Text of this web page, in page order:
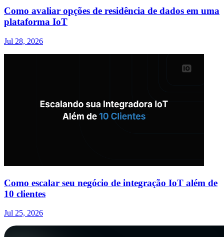
Como avaliar opções de residência de dados em uma
plataforma IoT
Jul 28, 2026
Como escalar seu negócio de integração IoT além de
10 clientes
Jul 25, 2026